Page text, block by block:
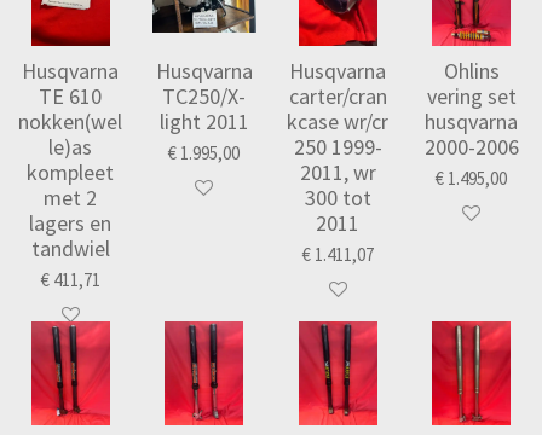
Husqvarna
TE 610
nokken(wel
le)as
kompleet
met 2
lagers en
tandwiel
€ 411,71
Husqvarna
TC250/X-
light 2011
€ 1.995,00
Husqvarna
carter/cran
kcase wr/cr
250 1999-
2011, wr
300 tot
2011
€ 1.411,07
Ohlins
vering set
husqvarna
2000-2006
€ 1.495,00